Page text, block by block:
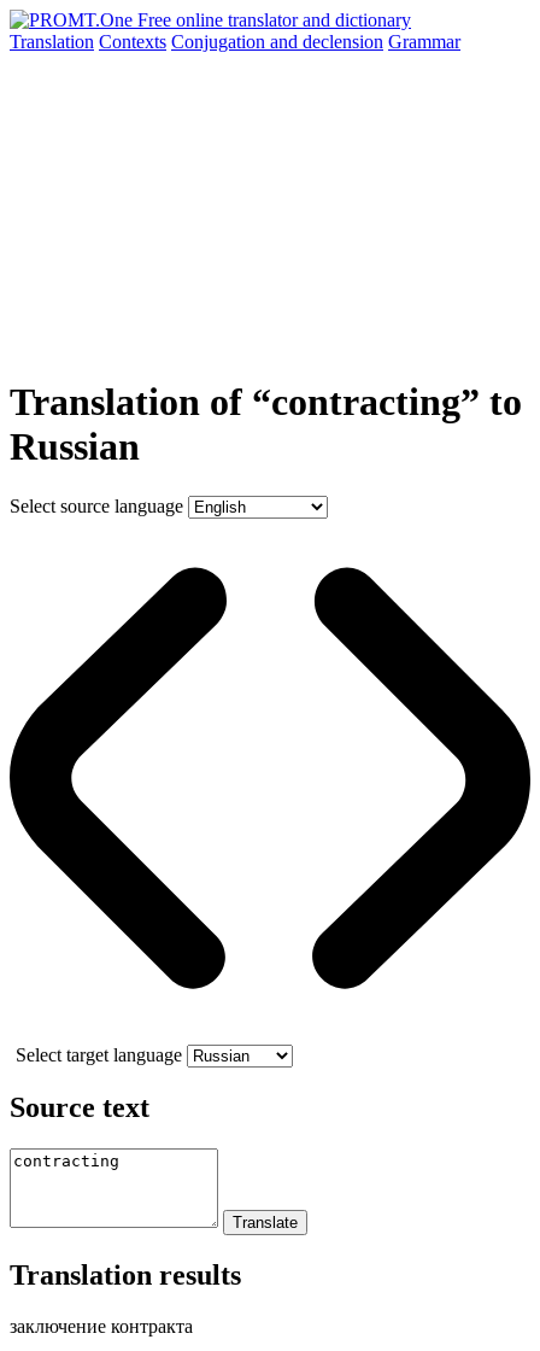
Translation Contexts Conjugation and declension Grammar
Translation of “contracting” to
Russian
Select source language
Select target language
Source text
Translation results
заключение контракта